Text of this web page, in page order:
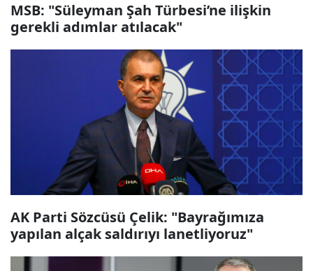
MSB: "Süleyman Şah Türbesi’ne ilişkin
gerekli adımlar atılacak"
AK Parti Sözcüsü Çelik: "Bayrağımıza
yapılan alçak saldırıyı lanetliyoruz"